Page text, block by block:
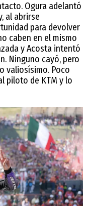
Ogura adelantó
al abrirse
para devolver
caben en el mismo
y Acosta intentó
Ninguno cayó, pero
valiosísimo. Poco
piloto de KTM y lo